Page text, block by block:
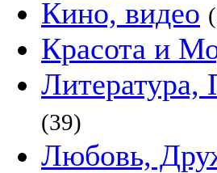
Кино, видео
Красота и
Литература,
(39)
Любовь,